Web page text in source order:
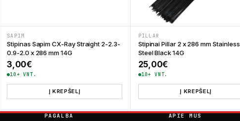
SAPIM
Stipinas Sapim CX-Ray Straight 2-2.3-
0.9-2.0 x 286 mm 14G
3,00€
10+ VNT.
Į KREPŠELĮ
PILLAR
Stipinai Pillar 2 x 286 mm Stainless
Steel Black 14G
25,00€
10+ VNT.
Į KREPŠELĮ
PAGALBA APIE MUS